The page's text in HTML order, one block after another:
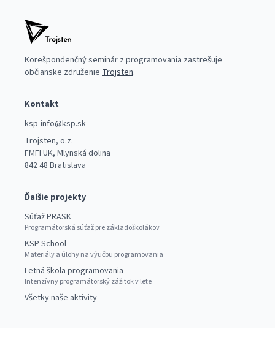
Korešpondenčný seminár z programovania zastrešuje
občianske združenie Trojsten.
Kontakt
ksp-info@ksp.sk
Trojsten, o.z.
FMFI UK, Mlynská dolina
842 48 Bratislava
Ďalšie projekty
Súťaž PRASK
Programátorská súťaž pre základoškolákov
KSP School
Materiály a úlohy na výučbu programovania
Letná škola programovania
Intenzívny programátorský zážitok v lete
Všetky naše aktivity